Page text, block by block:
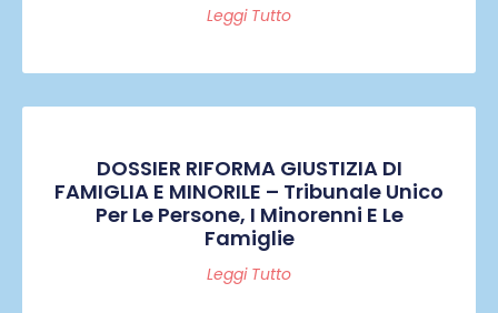
Leggi Tutto
DOSSIER RIFORMA GIUSTIZIA DI
FAMIGLIA E MINORILE – Tribunale Unico
Per Le Persone, I Minorenni E Le
Famiglie
Leggi Tutto